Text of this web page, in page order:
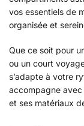
vos essentiels de
organisée et
Que ce soit pour
ou un court
s’adapte à votre
accompagne
et ses matériaux